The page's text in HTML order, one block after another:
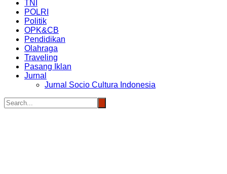
TNI
POLRI
Politik
OPK&CB
Pendidikan
Olahraga
Traveling
Pasang Iklan
Jurnal
Jurnal Socio Cultura Indonesia